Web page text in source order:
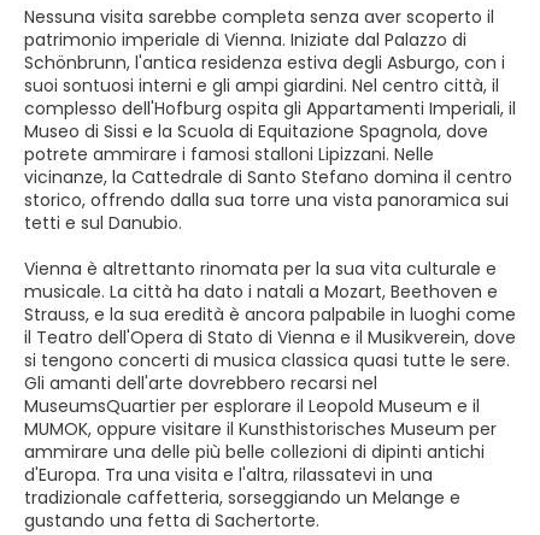
Nessuna visita sarebbe completa senza aver scoperto il
patrimonio imperiale di Vienna. Iniziate dal Palazzo di
Schönbrunn, l'antica residenza estiva degli Asburgo, con i
suoi sontuosi interni e gli ampi giardini. Nel centro città, il
complesso dell'Hofburg ospita gli Appartamenti Imperiali, il
Museo di Sissi e la Scuola di Equitazione Spagnola, dove
potrete ammirare i famosi stalloni Lipizzani. Nelle
vicinanze, la Cattedrale di Santo Stefano domina il centro
storico, offrendo dalla sua torre una vista panoramica sui
tetti e sul Danubio.
Vienna è altrettanto rinomata per la sua vita culturale e
musicale. La città ha dato i natali a Mozart, Beethoven e
Strauss, e la sua eredità è ancora palpabile in luoghi come
il Teatro dell'Opera di Stato di Vienna e il Musikverein, dove
si tengono concerti di musica classica quasi tutte le sere.
Gli amanti dell'arte dovrebbero recarsi nel
MuseumsQuartier per esplorare il Leopold Museum e il
MUMOK, oppure visitare il Kunsthistorisches Museum per
ammirare una delle più belle collezioni di dipinti antichi
d'Europa. Tra una visita e l'altra, rilassatevi in una
tradizionale caffetteria, sorseggiando un Melange e
gustando una fetta di Sachertorte.